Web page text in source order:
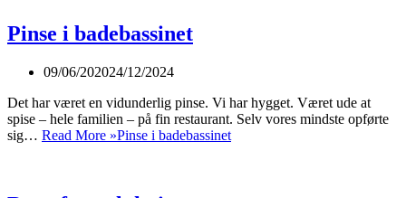
Pinse i badebassinet
09/06/202024/12/2024
Det har været en vidunderlig pinse. Vi har hygget. Været ude at
spise – hele familien – på fin restaurant. Selv vores mindste opførte
sig… Read More »Pinse i badebassinet